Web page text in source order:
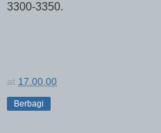
3300-3350.
at 17.00.00
Berbagi